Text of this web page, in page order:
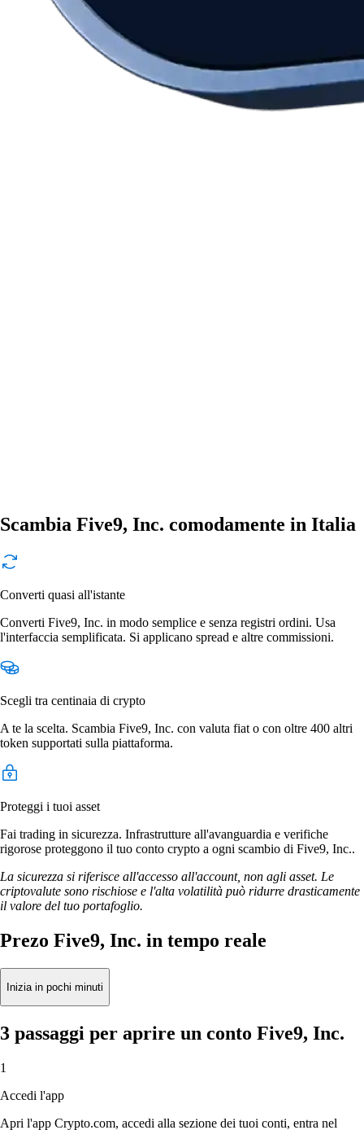
Scambia Five9, Inc. comodamente in Italia
Converti quasi all'istante
Converti Five9, Inc. in modo semplice e senza registri ordini. Usa
l'interfaccia semplificata. Si applicano spread e altre commissioni.
Scegli tra centinaia di crypto
A te la scelta. Scambia Five9, Inc. con valuta fiat o con oltre 400 altri
token supportati sulla piattaforma.
Proteggi i tuoi asset
Fai trading in sicurezza. Infrastrutture all'avanguardia e verifiche
rigorose proteggono il tuo conto crypto a ogni scambio di Five9, Inc..
La sicurezza si riferisce all'accesso all'account, non agli asset. Le
criptovalute sono rischiose e l'alta volatilità può ridurre drasticamente
il valore del tuo portafoglio.
Prezo Five9, Inc. in tempo reale
Inizia in pochi minuti
3 passaggi per aprire un conto Five9, Inc.
1
Accedi l'app
Apri l'app Crypto.com, accedi alla sezione dei tuoi conti, entra nel